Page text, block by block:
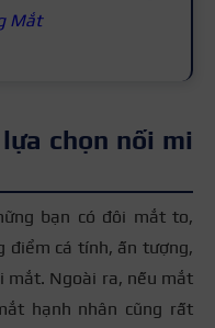
Mắt
chọn nối mi
bạn có đôi mắt to,
điểm cá tính, ấn tượng,
mắt. Ngoài ra, nếu mắt
hạnh nhân cũng rất